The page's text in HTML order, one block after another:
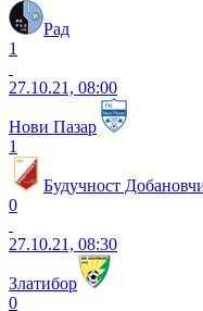
Рад
1
27.10.21, 08:00
Нови Пазар
1
Будучност
0
27.10.21, 08:30
Златибор
0